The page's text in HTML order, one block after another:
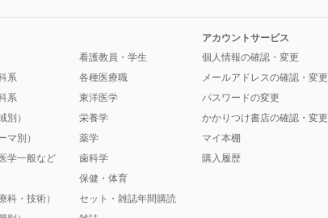
系
系
別）
マ別）
学一般など
科・技術）
看護教員・学生
各種医療職
東洋医学
栄養学
薬学
歯科学
保健・体育
セット・雑誌年間購読
アカウントサービス
個人情報の確認・変更
メールアドレスの確認・変更
パスワードの変更
かかりつけ書店の確認・変更
マイ本棚
購入履歴